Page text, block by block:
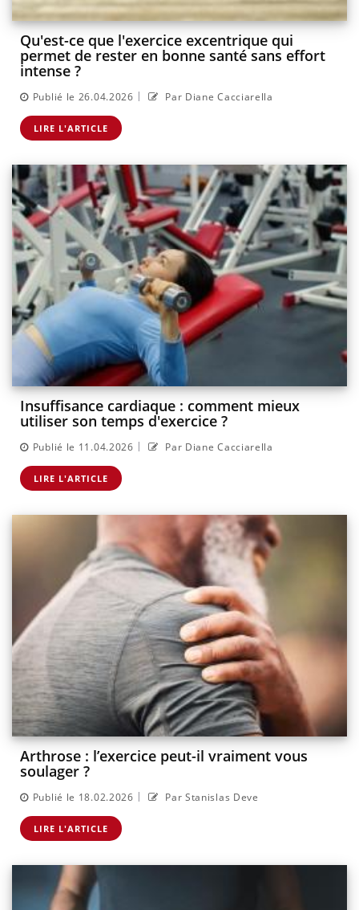
Qu'est-ce que l'exercice excentrique qui
permet de rester en bonne santé sans effort
intense ?
Publié le 26.04.2026 | Par Diane Cacciarella
LIRE L'ARTICLE
Insuffisance cardiaque : comment mieux
utiliser son temps d'exercice ?
Publié le 11.04.2026 | Par Diane Cacciarella
LIRE L'ARTICLE
Arthrose : l’exercice peut-il vraiment vous
soulager ?
Publié le 18.02.2026 | Par Stanislas Deve
LIRE L'ARTICLE